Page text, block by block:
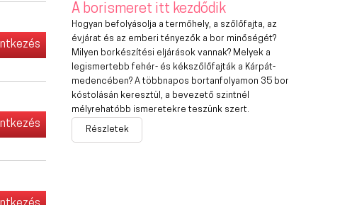
A borismeret itt kezdődik
Hogyan befolyásolja a termőhely, a szőlőfajta, az
évjárat és az emberi tényezők a bor minőségét?
Milyen borkészítési eljárások vannak? Melyek a
legismertebb fehér- és kékszőlőfajták a Kárpát-
medencében? A többnapos bortanfolyamon 35 bor
kóstolásán keresztül, a bevezető szintnél
mélyrehatóbb ismeretekre teszünk szert.
Részletek